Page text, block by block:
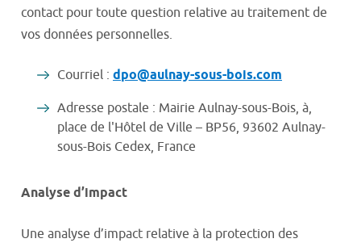
contact pour toute question relative au traitement de
vos données personnelles.
Courriel : dpo@aulnay-sous-bois.com
Adresse postale : Mairie Aulnay-sous-Bois, à,
place de l'Hôtel de Ville – BP56, 93602 Aulnay-
sous-Bois Cedex, France
Analyse d’impact
Une analyse d’impact relative à la protection des